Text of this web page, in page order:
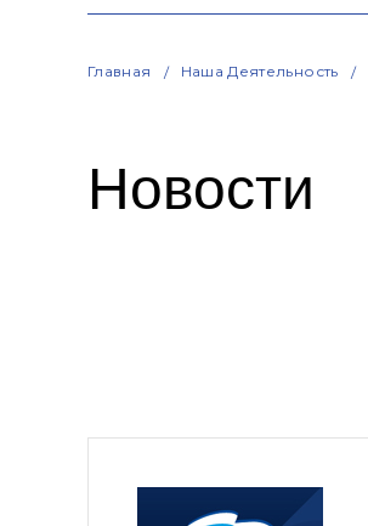
Главная Наша Деятельность
Новости